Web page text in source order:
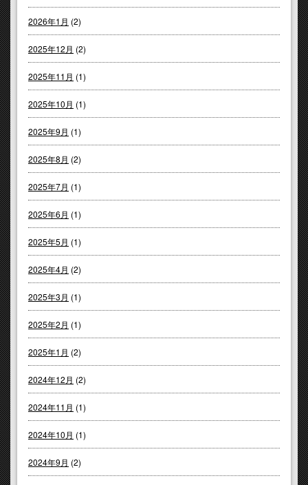
2026年1月 (2)
2025年12月 (2)
2025年11月 (1)
2025年10月 (1)
2025年9月 (1)
2025年8月 (2)
2025年7月 (1)
2025年6月 (1)
2025年5月 (1)
2025年4月 (2)
2025年3月 (1)
2025年2月 (1)
2025年1月 (2)
2024年12月 (2)
2024年11月 (1)
2024年10月 (1)
2024年9月 (2)